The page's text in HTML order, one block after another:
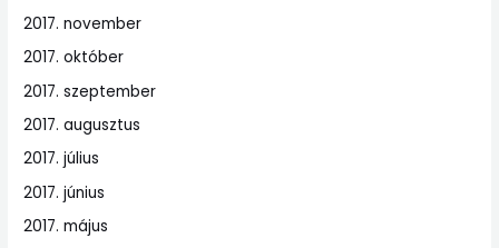
2017. november
2017. október
2017. szeptember
2017. augusztus
2017. július
2017. június
2017. május